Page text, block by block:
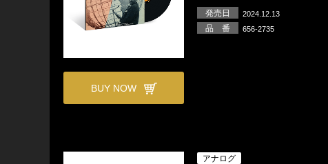
BUY NOW
発売日 2024.12.13
品 番 656-2735
アナログ